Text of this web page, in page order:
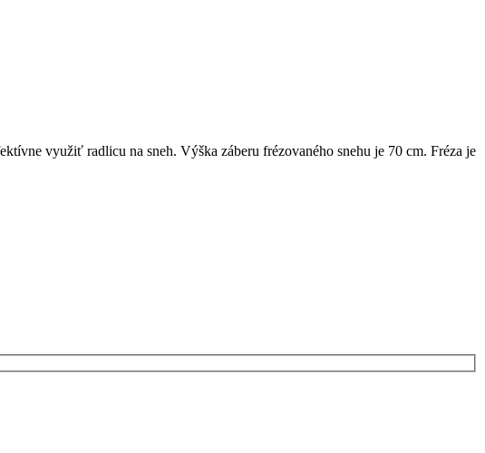
využiť radlicu na sneh. Výška záberu frézovaného snehu je 70 cm. Fréza je